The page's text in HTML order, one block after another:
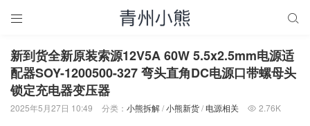
 
新到货全新原装索源12V5A 60W 5.5x2.5mm电源适
配器SOY-1200500-327 弯头直角DC电源口带螺母头
锁定充电器变压器
2025年5月27日 10:49 分类： 小熊拆解/小熊新货/ 电源相关  2.76K